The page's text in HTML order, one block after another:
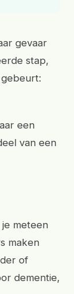
gevaar
stap,
een
van een
meteen
maken
of
dementie,